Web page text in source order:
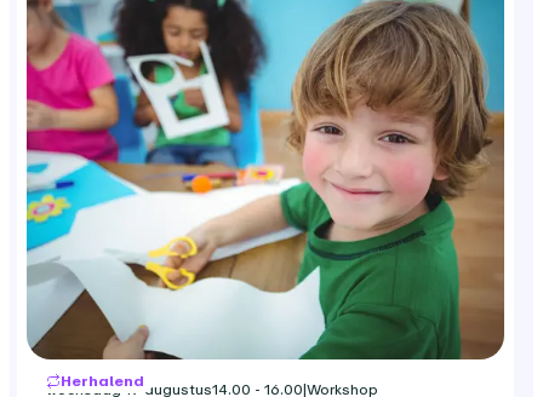
Herhalend
woensdag 19 augustus14.00 - 16.00|Workshop